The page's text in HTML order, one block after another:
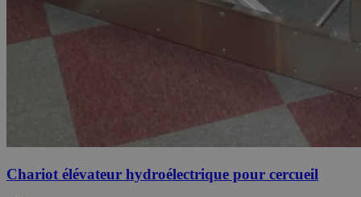
Chariot élévateur hydroélectrique pour cercueil